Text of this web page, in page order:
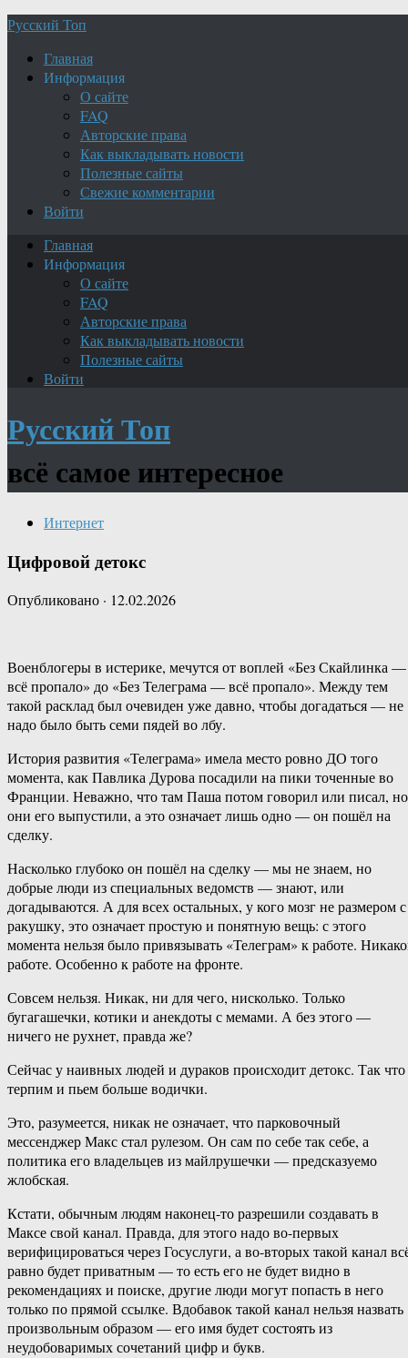
Русский Топ
Главная
Информация
О сайте
FAQ
Авторские права
Как выкладывать новости
Полезные сайты
Свежие комментарии
Войти
Главная
Информация
О сайте
FAQ
Авторские права
Как выкладывать новости
Полезные сайты
Войти
Русский Топ
всё самое интересное
Интернет
Цифровой детокс
Опубликовано · 12.02.2026
Военблогеры в истерике, мечутся от воплей «Без Скайлинка —
всё пропало» до «Без Телеграма — всё пропало». Между тем
такой расклад был очевиден уже давно, чтобы догадаться — не
надо было быть семи пядей во лбу.
История развития «Телеграма» имела место ровно ДО того
момента, как Павлика Дурова посадили на пики точенные во
Франции. Неважно, что там Паша потом говорил или писал, но
они его выпустили, а это означает лишь одно — он пошёл на
сделку.
Насколько глубоко он пошёл на сделку — мы не знаем, но
добрые люди из специальных ведомств — знают, или
догадываются. А для всех остальных, у кого мозг не размером с
ракушку, это означает простую и понятную вещь: с этого
момента нельзя было привязывать «Телеграм» к работе.
работе. Особенно к работе на фронте.
Совсем нельзя. Никак, ни для чего, нисколько. Только
бугагашечки, котики и анекдоты с мемами. А без этого —
ничего не рухнет, правда же?
Сейчас у наивных людей и дураков происходит детокс. Так что
терпим и пьем больше водички.
Это, разумеется, никак не означает, что парковочный
мессенджер Макс стал рулезом. Он сам по себе так себе, а
политика его владельцев из майлрушечки — предсказуемо
жлобская.
Кстати, обычным людям наконец-то разрешили создавать в
Максе свой канал. Правда, для этого надо во-первых
верифицироваться через Госуслуги, а во-вторых такой канал
равно будет приватным — то есть его не будет видно в
рекомендациях и поиске, другие люди могут попасть в него
только по прямой ссылке. Вдобавок такой канал нельзя назвать
произвольным образом — его имя будет состоять из
неудобоваримых сочетаний цифр и букв.